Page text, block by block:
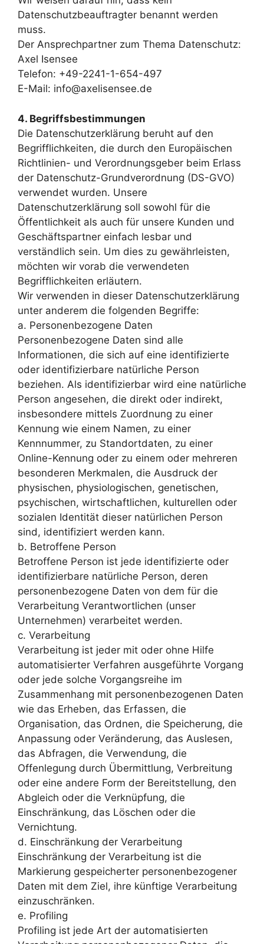
Datenschutzbeauftragter benannt werden
muss.
Der Ansprechpartner zum Thema Datenschutz:
Axel Isensee
Telefon: +49-2241-1-654-497
E-Mail: info@axelisensee.de
4. Begriffsbestimmungen
Die Datenschutzerklärung beruht auf den
Begrifflichkeiten, die durch den Europäischen
Richtlinien- und Verordnungsgeber beim Erlass
der Datenschutz-Grundverordnung (DS-GVO)
verwendet wurden. Unsere
Datenschutzerklärung soll sowohl für die
Öffentlichkeit als auch für unsere Kunden und
Geschäftspartner einfach lesbar und
verständlich sein. Um dies zu gewährleisten,
möchten wir vorab die verwendeten
Begrifflichkeiten erläutern.
Wir verwenden in dieser Datenschutzerklärung
unter anderem die folgenden Begriffe:
a. Personenbezogene Daten
Personenbezogene Daten sind alle
Informationen, die sich auf eine identifizierte
oder identifizierbare natürliche Person
beziehen. Als identifizierbar wird eine natürliche
Person angesehen, die direkt oder indirekt,
insbesondere mittels Zuordnung zu einer
Kennung wie einem Namen, zu einer
Kennnummer, zu Standortdaten, zu einer
Online-Kennung oder zu einem oder mehreren
besonderen Merkmalen, die Ausdruck der
physischen, physiologischen, genetischen,
psychischen, wirtschaftlichen, kulturellen oder
sozialen Identität dieser natürlichen Person
sind, identifiziert werden kann.
b. Betroffene Person
Betroffene Person ist jede identifizierte oder
identifizierbare natürliche Person, deren
personenbezogene Daten von dem für die
Verarbeitung Verantwortlichen (unser
Unternehmen) verarbeitet werden.
c. Verarbeitung
Verarbeitung ist jeder mit oder ohne Hilfe
automatisierter Verfahren ausgeführte Vorgang
oder jede solche Vorgangsreihe im
Zusammenhang mit personenbezogenen Daten
wie das Erheben, das Erfassen, die
Organisation, das Ordnen, die Speicherung, die
Anpassung oder Veränderung, das Auslesen,
das Abfragen, die Verwendung, die
Offenlegung durch Übermittlung, Verbreitung
oder eine andere Form der Bereitstellung, den
Abgleich oder die Verknüpfung, die
Einschränkung, das Löschen oder die
Vernichtung.
d. Einschränkung der Verarbeitung
Einschränkung der Verarbeitung ist die
Markierung gespeicherter personenbezogener
Daten mit dem Ziel, ihre künftige Verarbeitung
einzuschränken.
e. Profiling
Profiling ist jede Art der automatisierten